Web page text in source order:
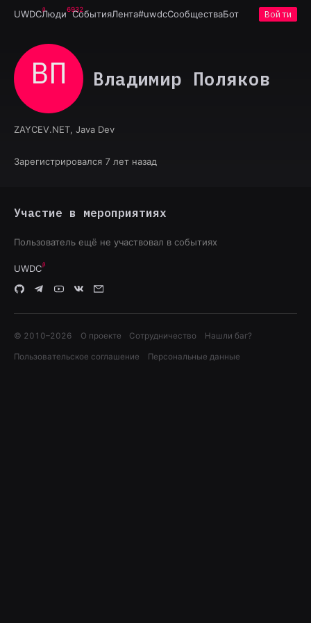
UWDCЛюди6932
СобытияЛента#uwdcСообществаБот Войти
ВП Владимир Поляков
ZAYCEV.NET, Java Dev
Зарегистрировался 7 лет назад
Участие в мероприятиях
Пользователь ещё не участвовал в событиях
UWDC
© 2010–2026 О проекте Сотрудничество Нашли баг?
Пользовательское соглашение Персональные данные